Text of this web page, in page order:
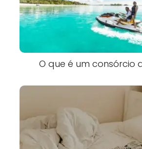
O que é um consórcio